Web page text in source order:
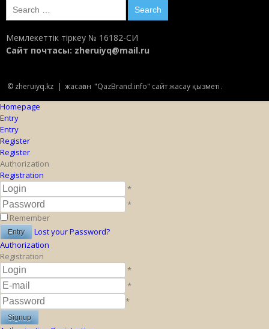
Search
for:
Мемлекеттік тіркеу № 16182-СИ
Сайт почтасы: zheruiyq@mail.ru
© zheruiyq.kz | жасаған "QazBrand.info" сайт жасау қызметі .
Homepage
Entry
Entry
Register
Register
Authorization
Registration
*
*
Remember
Lost your Password?
Authorization
Registration
*
*
*